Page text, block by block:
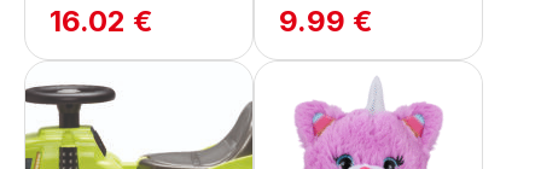
16.02 € 9.99 €